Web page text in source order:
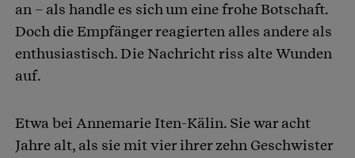
an – als handle es sich um eine frohe Botschaft.
Doch die Empfänger reagierten alles andere als
enthusiastisch. Die Nachricht riss alte Wunden
auf.
Etwa bei Annemarie Iten-Kälin. Sie war acht
Jahre alt, als sie mit vier ihrer zehn Geschwister